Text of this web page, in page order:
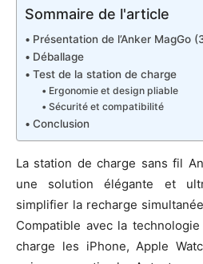
Sommaire de l'article
Présentation de l’Anker MagGo
Déballage
Test de la station de charge
Ergonomie et design pliable
Sécurité et compatibilité
Conclusion
La station de charge sans fil
une solution élégante et
simplifier la recharge
Compatible avec la
charge les iPhone, Apple